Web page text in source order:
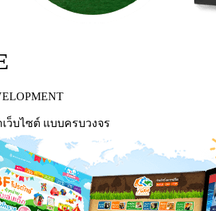
ว็บไซต์ แบบครบวงจร